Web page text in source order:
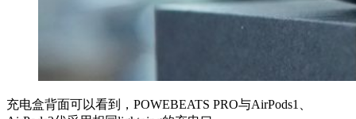
充电盒背面可以看到，POWEBEATS PRO与AirPods1、